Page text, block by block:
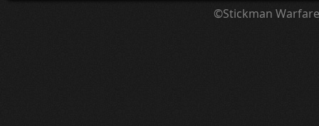
©Stickman Warfare